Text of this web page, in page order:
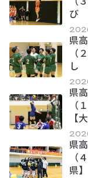
び
県
（
し
県
【
県
（
県】